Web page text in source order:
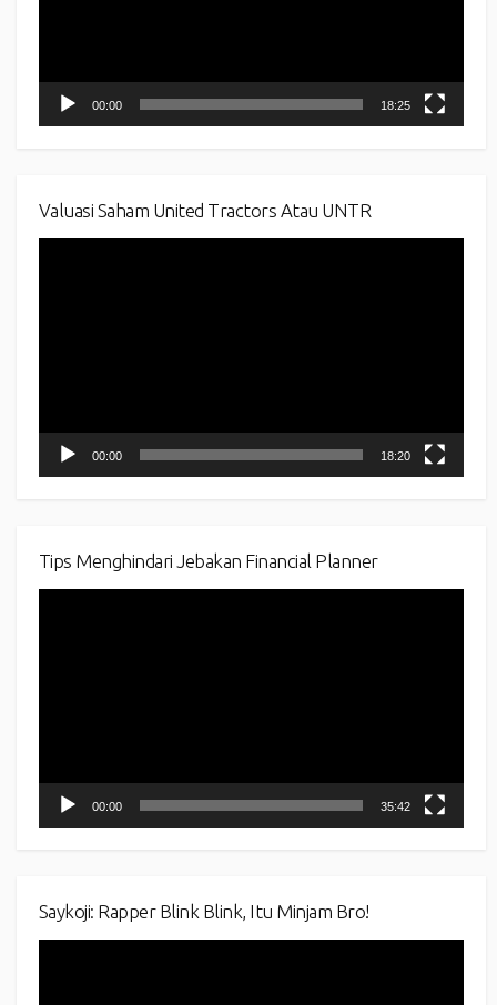
00:00 18:25
Valuasi Saham United Tractors Atau UNTR
00:00 18:20
Tips Menghindari Jebakan Financial Planner
00:00 35:42
Saykoji: Rapper Blink Blink, Itu Minjam Bro!